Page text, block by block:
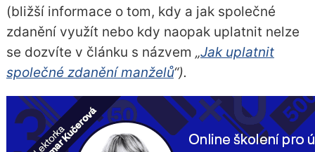
(bližší informace o tom, kdy a jak společné
zdanění využít nebo kdy naopak uplatnit nelze
se dozvíte v článku s názvem „Jak uplatnit
společné zdanění manželů“).